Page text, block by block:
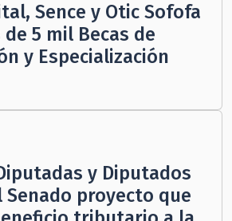
Sence y Otic Sofofa
de 5 mil Becas de
y Especialización
y Diputados
Senado proyecto que